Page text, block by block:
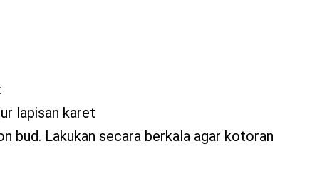
lapisan karet
bud. Lakukan secara berkala agar kotoran